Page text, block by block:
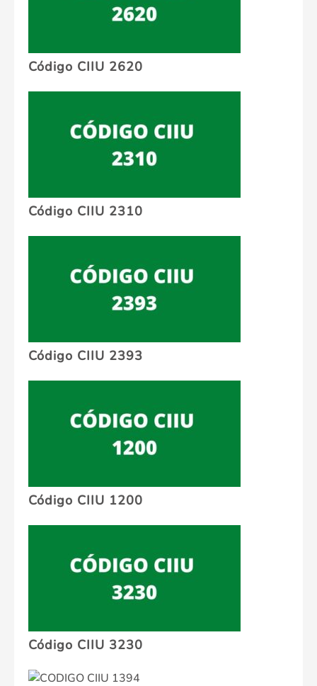
Código CIIU 2620
Código CIIU 2310
Código CIIU 2393
Código CIIU 1200
Código CIIU 3230